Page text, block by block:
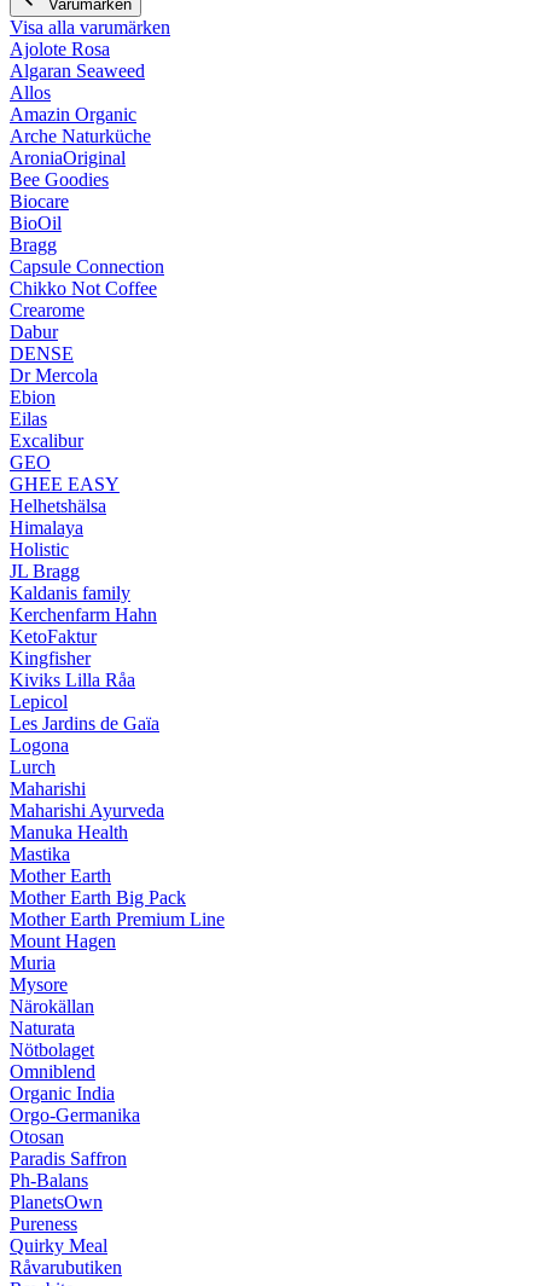
Varumärken
Visa alla varumärken
Ajolote Rosa
Algaran Seaweed
Allos
Amazin Organic
Arche Naturküche
AroniaOriginal
Bee Goodies
Biocare
BioOil
Bragg
Capsule Connection
Chikko Not Coffee
Crearome
Dabur
DENSE
Dr Mercola
Ebion
Eilas
Excalibur
GEO
GHEE EASY
Helhetshälsa
Himalaya
Holistic
JL Bragg
Kaldanis family
Kerchenfarm Hahn
KetoFaktur
Kingfisher
Kiviks Lilla Råa
Lepicol
Les Jardins de Gaïa
Logona
Lurch
Maharishi
Maharishi Ayurveda
Manuka Health
Mastika
Mother Earth
Mother Earth Big Pack
Mother Earth Premium Line
Mount Hagen
Muria
Mysore
Närokällan
Naturata
Nötbolaget
Omniblend
Organic India
Orgo-Germanika
Otosan
Paradis Saffron
Ph-Balans
PlanetsOwn
Pureness
Quirky Meal
Råvarubutiken